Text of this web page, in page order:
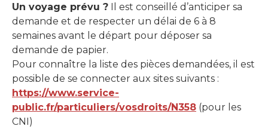
Un voyage prévu ? Il est conseillé d’anticiper sa
demande et de respecter un délai de 6 à 8
semaines avant le départ pour déposer sa
demande de papier.
Pour connaître la liste des pièces demandées, il est
possible de se connecter aux sites suivants :
https://www.service-
public.fr/particuliers/vosdroits/N358 (pour les
CNI)